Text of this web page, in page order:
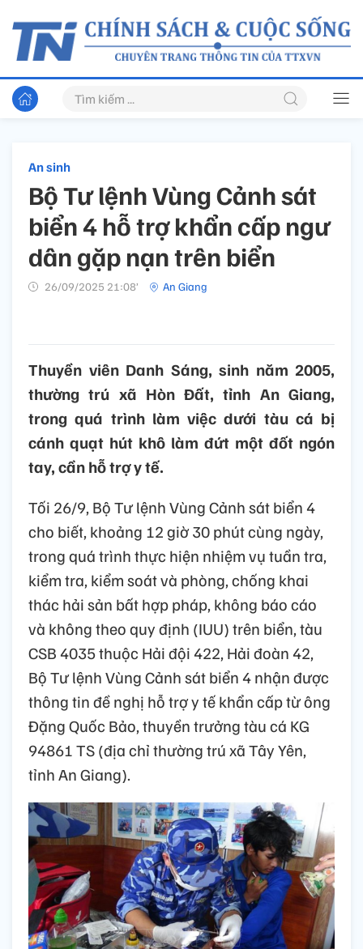
An sinh
Bộ Tư lệnh Vùng Cảnh sát
biển 4 hỗ trợ khẩn cấp ngư
dân gặp nạn trên biển
26/09/2025 21:08’ An Giang
Thuyền viên Danh Sáng, sinh năm 2005,
thường trú xã Hòn Đất, tỉnh An Giang,
trong quá trình làm việc dưới tàu cá bị
cánh quạt hút khô làm đứt một đốt ngón
tay, cần hỗ trợ y tế.
Tối 26/9, Bộ Tư lệnh Vùng Cảnh sát biển 4
cho biết, khoảng 12 giờ 30 phút cùng ngày,
trong quá trình thực hiện nhiệm vụ tuần tra,
kiểm tra, kiểm soát và phòng, chống khai
thác hải sản bất hợp pháp, không báo cáo
và không theo quy định (IUU) trên biển, tàu
CSB 4035 thuộc Hải đội 422, Hải đoàn 42,
Bộ Tư lệnh Vùng Cảnh sát biển 4 nhận được
thông tin đề nghị hỗ trợ y tế khẩn cấp từ ông
Đặng Quốc Bảo, thuyền trưởng tàu cá KG
94861 TS (địa chỉ thường trú xã Tây Yên,
tỉnh An Giang).